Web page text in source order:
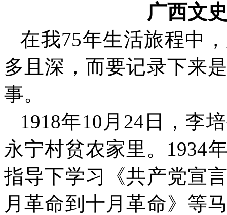
广西文
在我75年生活旅程中
多且深，而要记录下来
事。
1918年10 月 24 日，李
永宁村贫农家里。 1934
指导下学习《共产党宣
月革命到十月革命》等